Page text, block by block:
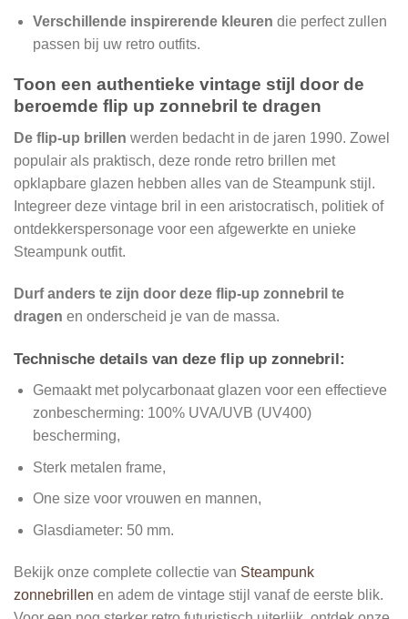
Verschillende inspirerende kleuren die perfect zullen
passen bij uw retro outfits.
Toon een authentieke vintage stijl door de
beroemde flip up zonnebril te dragen
De flip-up brillen werden bedacht in de jaren 1990. Zowel
populair als praktisch, deze ronde retro brillen met
opklapbare glazen hebben alles van de Steampunk stijl.
Integreer deze vintage bril in een aristocratisch, politiek of
ontdekkerspersonage voor een afgewerkte en unieke
Steampunk outfit.
Durf anders te zijn door deze flip-up zonnebril te
dragen en onderscheid je van de massa.
Technische details van deze flip up zonnebril:
Gemaakt met polycarbonaat glazen voor een effectieve
zonbescherming: 100% UVA/UVB (UV400)
bescherming,
Sterk metalen frame,
One size voor vrouwen en mannen,
Glasdiameter: 50 mm.
Bekijk onze complete collectie van Steampunk
zonnebrillen en adem de vintage stijl vanaf de eerste blik.